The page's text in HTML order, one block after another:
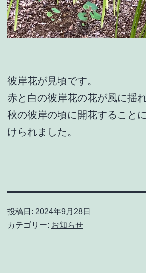
彼岸花が見頃です。
赤と白の彼岸花の花が風に揺
秋の彼岸の頃に開花すること
けられました。
投稿日: 2024年9月28日
カテゴリー: お知らせ